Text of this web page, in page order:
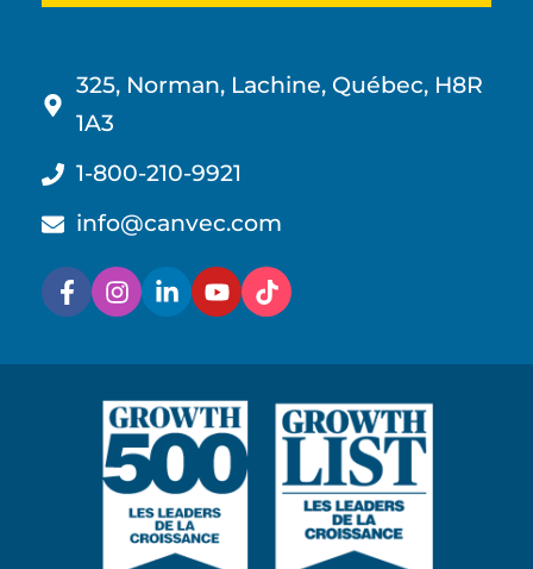
325, Norman, Lachine, Québec, H8R
1A3
1-800-210-9921
info@canvec.com